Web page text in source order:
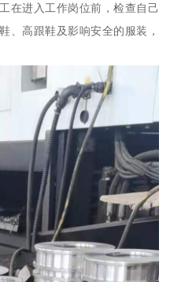
在进入工作岗位前，检查自己
、高跟鞋及影响安全的服装，